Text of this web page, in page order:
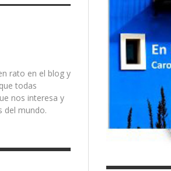
rato en el blog y
todas
nos interesa y
del mundo.